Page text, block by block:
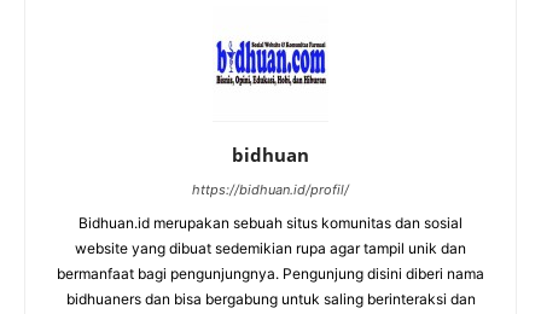
bidhuan
https://bidhuan.id/profil/
Bidhuan.id merupakan sebuah situs komunitas dan sosial
website yang dibuat sedemikian rupa agar tampil unik dan
bermanfaat bagi pengunjungnya. Pengunjung disini diberi nama
bidhuaners dan bisa bergabung untuk saling berinteraksi dan